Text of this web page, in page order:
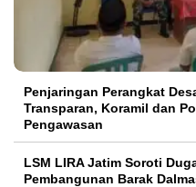
Penjaringan Perangkat
Transparan, Koramil dan
Pengawasan
LSM LIRA Jatim Soroti
Pembangunan Barak